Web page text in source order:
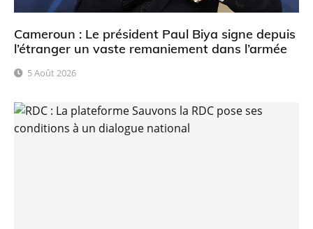
Cameroun : Le président Paul Biya signe depuis
l’étranger un vaste remaniement dans l’armée
5 Août 2026